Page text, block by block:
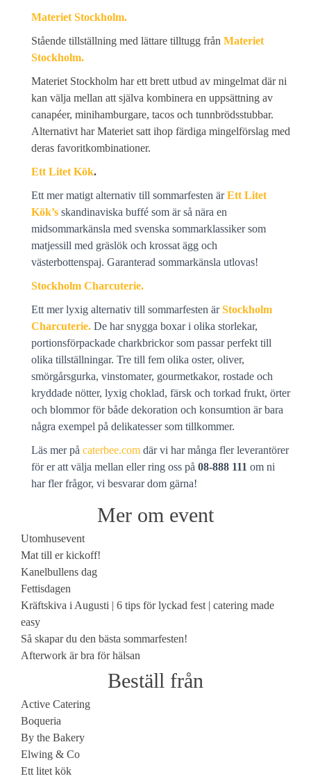
Materiet Stockholm.
Stående tillställning med lättare tilltugg från Materiet
Stockholm.
Materiet Stockholm har ett brett utbud av mingelmat där ni
kan välja mellan att själva kombinera en uppsättning av
canapéer, minihamburgare, tacos och tunnbrödsstubbar.
Alternativt har Materiet satt ihop färdiga mingelförslag med
deras favoritkombinationer.
Ett Litet Kök.
Ett mer matigt alternativ till sommarfesten ärEtt Litet
Kök’s skandinaviska buffé som är så nära en
midsommarkänsla med svenska sommarklassiker som
matjessill med gräslök och krossat ägg och
västerbottenspaj. Garanterad sommarkänsla utlovas!
Stockholm Charcuterie.
Ett mer lyxig alternativ till sommarfesten ärStockholm
Charcuterie. De har snygga boxar i olika storlekar,
portionsförpackade charkbrickor som passar perfekt till
olika tillställningar. Tre till fem olika oster, oliver,
smörgårsgurka, vinstomater, gourmetkakor, rostade och
kryddade nötter, lyxig choklad, färsk och torkad frukt, örter
och blommor för både dekoration och konsumtion är bara
några exempel på delikatesser som tillkommer.
Läs mer på caterbee.com där vi har många fler leverantörer
för er att välja mellan eller ring oss på 08-888 111 om ni
har fler frågor, vi besvarar dom gärna!
Mer om event
Utomhusevent
Mat till er kickoff!
Kanelbullens dag
Fettisdagen
Kräftskiva i Augusti | 6 tips för lyckad fest | catering made
easy
Så skapar du den bästa sommarfesten!
Afterwork är bra för hälsan
Beställ från
Active Catering
Boqueria
By the Bakery
Elwing & Co
Ett litet kök